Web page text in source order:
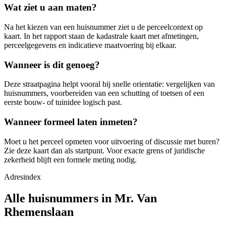
Wat ziet u aan maten?
Na het kiezen van een huisnummer ziet u de perceelcontext op
kaart. In het rapport staan de kadastrale kaart met afmetingen,
perceelgegevens en indicatieve maatvoering bij elkaar.
Wanneer is dit genoeg?
Deze straatpagina helpt vooral bij snelle orientatie: vergelijken van
huisnummers, voorbereiden van een schutting of toetsen of een
eerste bouw- of tuinidee logisch past.
Wanneer formeel laten inmeten?
Moet u het perceel opmeten voor uitvoering of discussie met buren?
Zie deze kaart dan als startpunt. Voor exacte grens of juridische
zekerheid blijft een formele meting nodig.
Adresindex
Alle huisnummers in Mr. Van
Rhemenslaan